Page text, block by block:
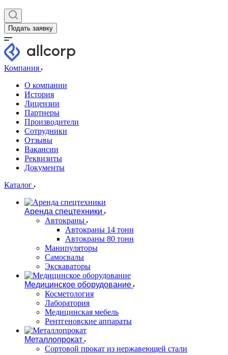
Подать заявку
Компания
О компании
История
Лицензии
Партнеры
Производители
Сотрудники
Отзывы
Вакансии
Реквизиты
Документы
Каталог
Аренда спецтехники
Автокраны
Автокраны 14 тонн
Автокраны 80 тонн
Манипуляторы
Самосвалы
Экскаваторы
Медицинское оборудование
Косметология
Лаборатория
Медицинская мебель
Рентгеновские аппараты
Металлопрокат
Сортовой прокат из нержавеющей стали